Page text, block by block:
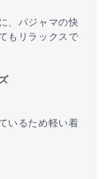
、パジャマの快
もリラックスで
いるため軽い着